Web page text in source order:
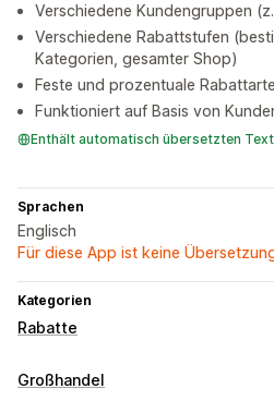
Verschiedene Kundengruppen
Verschiedene Rabattstufen
Kategorien, gesamter Shop)
Feste und prozentuale
Funktioniert auf Basis von
Enthält automatisch übersetzten Text
Sprachen
Englisch
Für diese App ist keine
Kategorien
Rabatte
Großhandel